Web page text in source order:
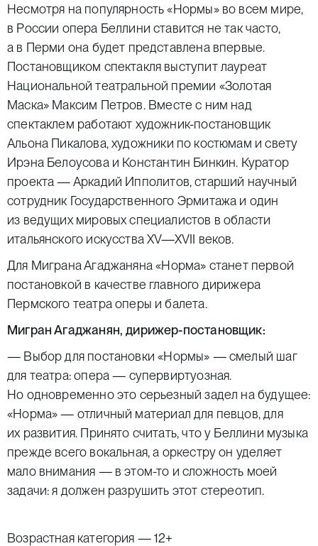
Несмотря на популярность «Нормы» во всем мире,
в России опера Беллини ставится не так часто,
а в Перми она будет представлена впервые.
Постановщиком спектакля выступит лауреат
Национальной театральной премии «Золотая
Маска» Максим Петров. Вместе с ним над
спектаклем работают художник-постановщик
Альона Пикалова, художники по костюмам и свету
Ирэна Белоусова и Константин Бинкин. Куратор
проекта —Аркадий Ипполитов, старший научный
сотрудник Государственного Эрмитажа и один
из ведущих мировых специалистов в области
итальянского искусства XV—XVII веков.
Для Миграна Агаджаняна «Норма» станет первой
постановкой в качестве главного дирижера
Пермского театра оперы и балета.
Мигран Агаджанян, дирижер-постановщик:
— Выбор для постановки«Нормы» — смелый шаг
для театра: опера — супервиртуозная.
Но одновременно это серьезный задел на будущее:
«Норма»— отличный материал для певцов, для
их развития. Принято считать, что у Беллини музыка
прежде всего вокальная, а оркестру он уделяет
мало внимания — в этом-то и сложность моей
задачи: я должен разрушить этот стереотип.
Возрастная категория — 12+